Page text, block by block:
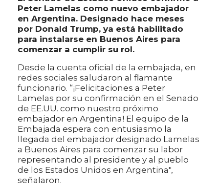
Peter Lamelas como nuevo embajador
en Argentina. Designado hace meses
por Donald Trump, ya está habilitado
para instalarse en Buenos Aires para
comenzar a cumplir su rol.
Desde la cuenta oficial de la embajada, en
redes sociales saludaron al flamante
funcionario. “¡Felicitaciones a Peter
Lamelas por su confirmación en el Senado
de EE.UU. como nuestro próximo
embajador en Argentina! El equipo de la
Embajada espera con entusiasmo la
llegada del embajador designado Lamelas
a Buenos Aires para comenzar su labor
representando al presidente y al pueblo
de los Estados Unidos en Argentina",
señalaron.